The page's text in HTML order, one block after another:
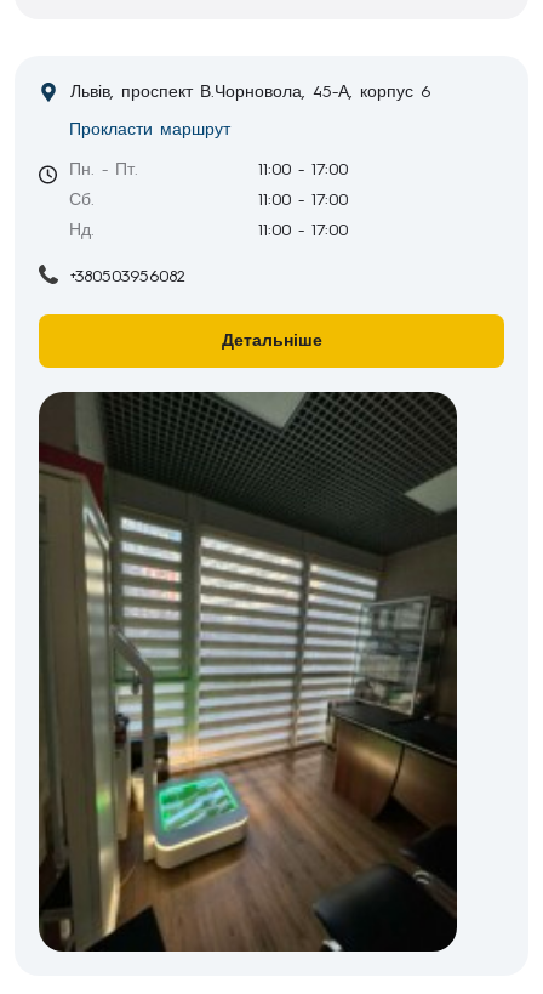
Львів, проспект В.Чорновола, 45-А, корпус 6
Прокласти маршрут
Пн. - Пт.
11:00 - 17:00
Сб.
11:00 - 17:00
Нд.
11:00 - 17:00
+380503956082
Детальніше